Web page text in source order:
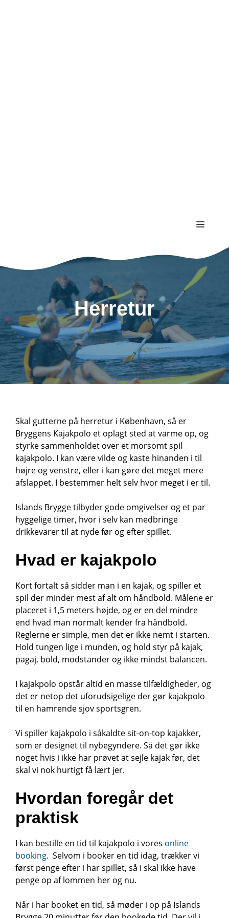
MENU
Herretur
Skal gutterne på herretur i København, så er
Bryggens Kajakpolo et oplagt sted at varme op, og
styrke sammenholdet over et morsomt spil
kajakpolo. I kan være vilde og kaste hinanden i til
højre og venstre, eller i kan gøre det meget mere
afslappet. I bestemmer helt selv hvor meget i er til.
Islands Brygge tilbyder gode omgivelser og et par
hyggelige timer, hvor i selv kan medbringe
drikkevarer til at nyde før og efter spillet.
Hvad er kajakpolo
Kort fortalt så sidder man i en kajak, og spiller et
spil der minder mest af alt om håndbold. Målene er
placeret i 1,5 meters højde, og er en del mindre
end hvad man normalt kender fra håndbold.
Reglerne er simple, men det er ikke nemt i starten.
Hold tungen lige i munden, og hold styr på kajak,
pagaj, bold, modstander og ikke mindst balancen.
I kajakpolo opstår altid en masse tilfældigheder, og
det er netop det uforudsigelige der gør kajakpolo
til en hamrende sjov sportsgren.
Vi spiller kajakpolo i såkaldte sit-on-top kajakker,
som er designet til nybegyndere. Så det gør ikke
noget hvis i ikke har prøvet at sejle kajak før, det
skal vi nok hurtigt få lært jer.
Hvordan foregår det
praktisk
I kan bestille en tid til kajakpolo i vores online
booking. Selvom i booker en tid idag, trækker vi
først penge efter i har spillet, så i skal ikke have
penge op af lommen her og nu.
Når i har booket en tid, så møder i op på Islands